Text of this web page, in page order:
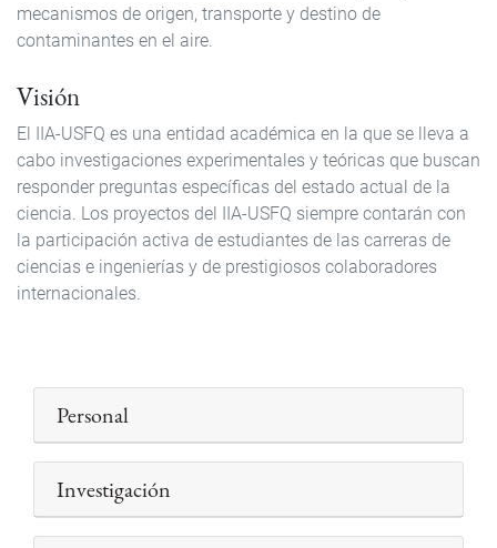
mecanismos de origen, transporte y destino de
contaminantes en el aire.
Visión
El IIA-USFQ es una entidad académica en la que se lleva a
cabo investigaciones experimentales y teóricas que buscan
responder preguntas específicas del estado actual de la
ciencia. Los proyectos del IIA-USFQ siempre contarán con
la participación activa de estudiantes de las carreras de
ciencias e ingenierías y de prestigiosos colaboradores
internacionales.
Personal
Investigación